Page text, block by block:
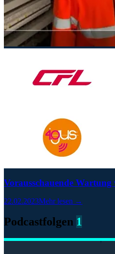
Vorausschauende
22.02.2023Mehr lesen →
Podcastfolgen 1